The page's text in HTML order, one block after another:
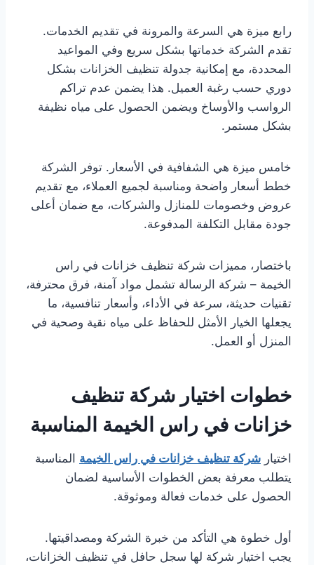
رابع ميزة هي السرعة والمرونة في تقديم الخدمات.
تقدم الشركة خدماتها بشكل سريع وفي المواعيد
المحددة، مع إمكانية جدولة تنظيف الخزانات بشكل
دوري حسب رغبة العميل. هذا يضمن عدم تراكم
الرواسب والأوساخ ويضمن الحصول على مياه نظيفة
بشكل مستمر.
خامس ميزة هي الشفافية في الأسعار. توفر الشركة
خطط أسعار واضحة ومناسبة لجميع العملاء، مع تقديم
عروض وخصومات للمنازل والشركات، مع ضمان أعلى
جودة مقابل التكلفة المدفوعة.
باختصار، مميزات شركة تنظيف خزانات في راس
الخيمة – شركة الرسالة تشمل مواد آمنة، فرق محترفة،
تقنيات حديثة، سرعة في الأداء، وأسعار تنافسية، ما
يجعلها الخيار الأمثل للحفاظ على مياه نقية وصحية في
المنزل أو العمل.
خطوات اختيار شركة تنظيف
خزانات في راس الخيمة المناسبة
اختيار شركة تنظيف خزانات في راس الخيمة المناسبة
يتطلب معرفة بعض الخطوات الأساسية لضمان
الحصول على خدمات فعالة وموثوقة.
أول خطوة هي التأكد من خبرة الشركة ومصداقيتها.
يجب اختيار شركة لها سجل حافل في تنظيف الخزانات،